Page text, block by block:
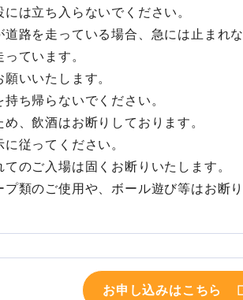
は立ち入らないでください。
路を走っている場合、急には止まれな
ています。
いいたします。
ち帰らないでください。
、飲酒はお断りしております。
従ってください。
のご入場は固くお断りいたします。
類のご使用や、ボール遊び等はお断り
お申し込みはこちら